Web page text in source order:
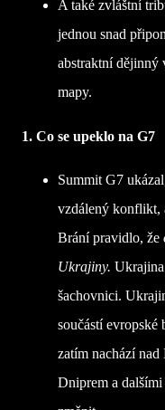
A také zvláštní
jednou snad
abstraktní dějinný
mapy.
1. Co se upeklo na G7
Summit G7
vzdálený konflikt,
Brání pravidlo, že
Ukrajiny.
šachovnici.
součástí evropské
zatím nachází
Dniprem a